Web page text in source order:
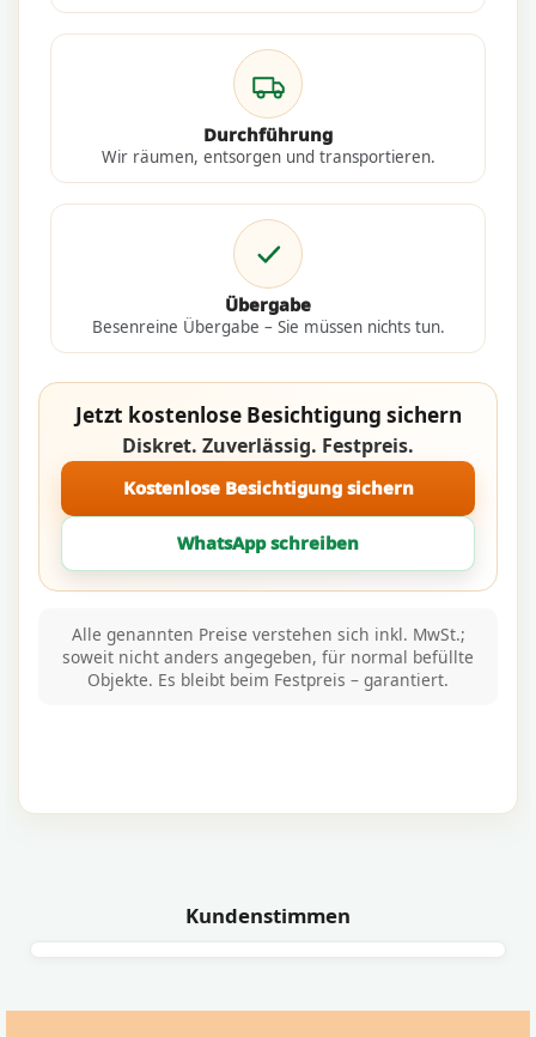
Durchführung
Wir räumen, entsorgen und transportieren.
Übergabe
Besenreine Übergabe – Sie müssen nichts tun.
Jetzt kostenlose Besichtigung sichern
Diskret. Zuverlässig. Festpreis.
Kostenlose Besichtigung sichern
WhatsApp schreiben
Alle genannten Preise verstehen sich inkl. MwSt.;
soweit nicht anders angegeben, für normal befüllte
Objekte. Es bleibt beim Festpreis – garantiert.
Kundenstimmen